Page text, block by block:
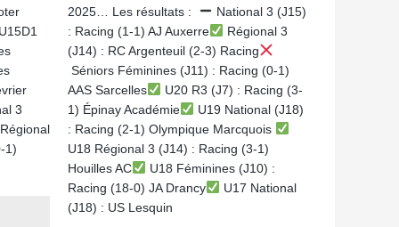
3
Régional
1)
2025… Les résultats :
National 3 (J15)
: Racing (1-1) AJ Auxerre
Régional 3
(J14) : RC Argenteuil (2-3) Racing
Séniors Féminines (J11) : Racing (0-1)
AAS Sarcelles
U20 R3 (J7) : Racing (3-
1) Épinay Académie
U19 National (J18)
: Racing (2-1) Olympique Marcquois
U18 Régional 3 (J14) : Racing (3-1)
Houilles AC
U18 Féminines (J10) :
Racing (18-0) JA Drancy
U17 National
(J18) : US Lesquin